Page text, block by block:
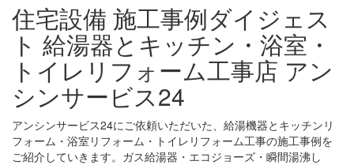
住宅設備 施工事例ダイジェス
ト 給湯器とキッチン・浴室・
トイレリフォーム工事店 アン
シンサービス24
アンシンサービス24にご依頼いただいた、給湯機器とキッチンリ
フォーム・浴室リフォーム・トイレリフォーム工事の施工事例を
ご紹介していきます。ガス給湯器・エコジョーズ・瞬間湯沸し